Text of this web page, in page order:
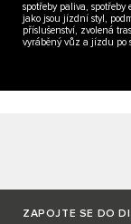
spotřeby paliva, spotřeby
jako jsou jízdní styl,
příslušenství, zvolená
vyráběný vůz a jízdu po
ZAPOJTE SE DO